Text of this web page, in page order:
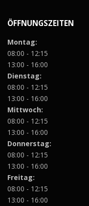
ÖFFNUNGSZEITEN
Montag:
08:00 - 12:15
13:00 - 16:00
Dienstag:
08:00 - 12:15
13:00 - 16:00
Mittwoch:
08:00 - 12:15
13:00 - 16:00
Donnerstag:
08:00 - 12:15
13:00 - 16:00
Freitag:
08:00 - 12:15
13:00 - 16:00